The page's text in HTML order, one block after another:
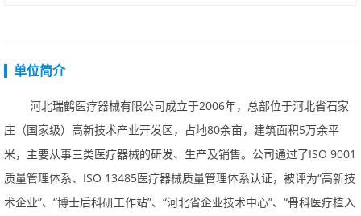
单位简介
河北瑞鹤医疗器械有限公司成立于2006年，总部位于河北省石家
庄（国家级）高新技术产业开发区，占地80余亩，建筑面积5万余平
米，主要从事三类医疗器械的研发、生产及销售。公司通过了ISO9001
质量管理体系、ISO13485医疗器械质量管理体系认证，被评为“高新技
术企业”、“博士后科研工作站”、“河北省企业技术中心”、“骨科医疗植入